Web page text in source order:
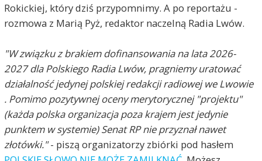
Rokickiej, który dziś przypomnimy. A po reportażu -
rozmowa z Marią Pyż, redaktor naczelną Radia Lwów.
"W związku z brakiem dofinansowania na lata 2026-
2027 dla Polskiego Radia Lwów, pragniemy uratować
działalność jedynej polskiej redakcji radiowej we Lwowie
. Pomimo pozytywnej oceny merytorycznej "projektu"
(każda polska organizacja poza krajem jest jedynie
punktem w systemie) Senat RP nie przyznał nawet
złotówki."- piszą organizatorzy zbiórki pod hasłem